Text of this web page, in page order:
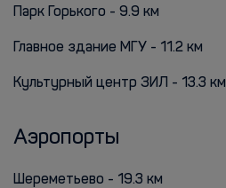
Парк Горького - 9.9 км
Главное здание МГУ - 11.2 км
Культурный центр ЗИЛ - 13.3 км
Аэропорты
Шереметьево - 19.3 км